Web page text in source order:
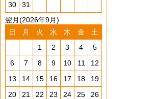
30
31
翌月(2026年9月)
日
月 火 水 木 金
土
1
2 3 4
5
6
7 8 9 10 11
12
13
14 15 16 17 18
19
20
21 22 23 24 25
26